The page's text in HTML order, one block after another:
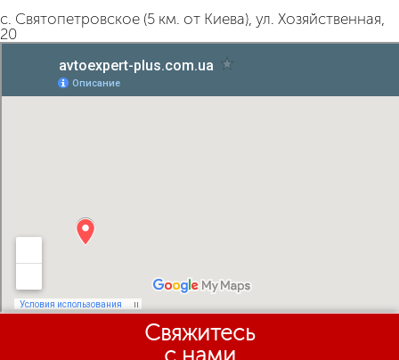
с. Святопетровское (5 км. от Киева), ул. Хозяйственная,
20
Свяжитесь